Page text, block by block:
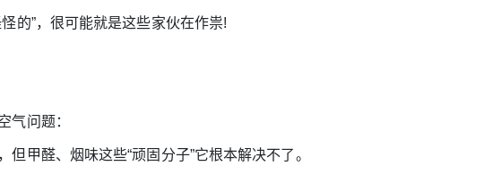
”，很可能就是这些家伙在作祟!
问题：
但甲醛、烟味这些“顽固分子”它根本解决不了。